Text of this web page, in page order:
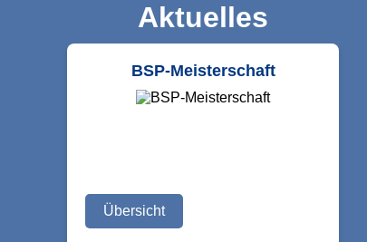
Aktuelles
BSP-Meisterschaft
Übersicht